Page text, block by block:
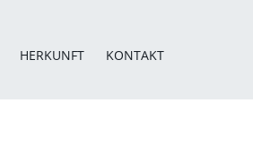
HERKUNFT KONTAKT